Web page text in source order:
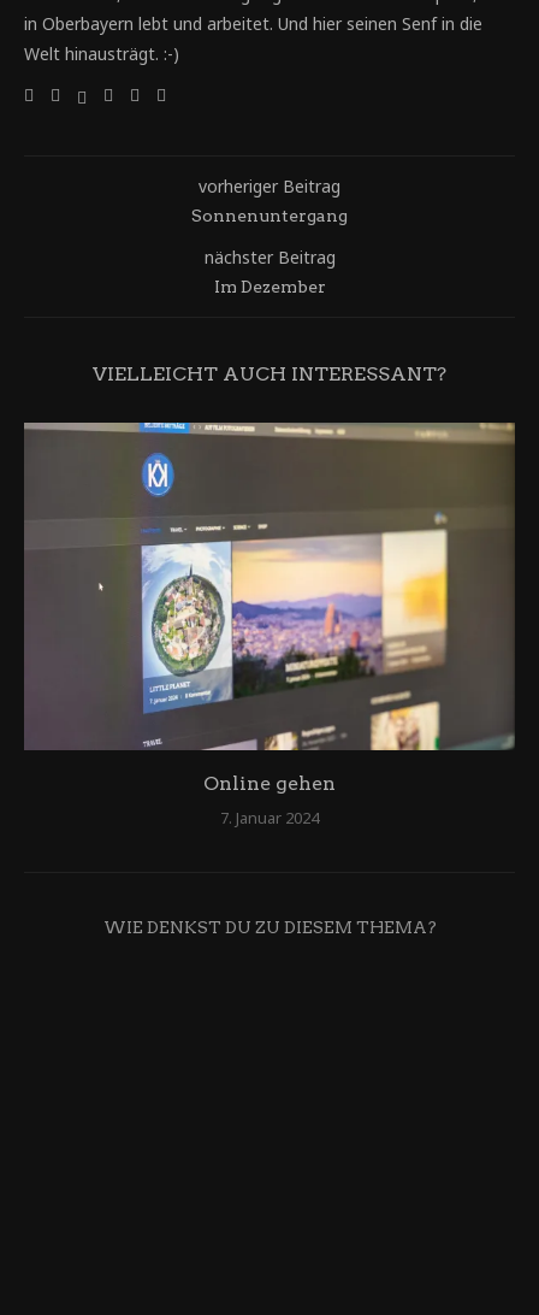
in Oberbayern lebt und arbeitet. Und hier seinen Senf in die
Welt hinausträgt. :-)
vorheriger Beitrag
Sonnenuntergang
nächster Beitrag
Im Dezember
VIELLEICHT AUCH INTERESSANT?
Online gehen
7. Januar 2024
WIE DENKST DU ZU DIESEM THEMA?